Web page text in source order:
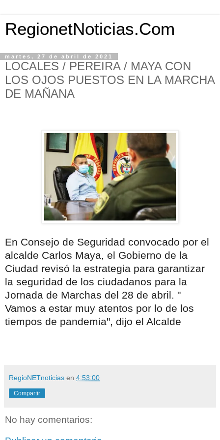
RegionetNoticias.Com
martes, 27 de abril de 2021
LOCALES / PEREIRA / MAYA CON
LOS OJOS PUESTOS EN LA MARCHA
DE MAÑANA
En Consejo de Seguridad convocado por el
alcalde Carlos Maya, el Gobierno de la
Ciudad revisó la estrategia para garantizar
la seguridad de los ciudadanos para la
Jornada de Marchas del 28 de abril. "
Vamos a estar muy atentos por lo de los
tiempos de pandemia", dijo el Alcalde
RegioNETnoticias en 4:53:00
Compartir
No hay comentarios: